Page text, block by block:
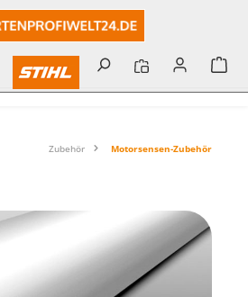
Zubehör Motorsensen-Zubehör